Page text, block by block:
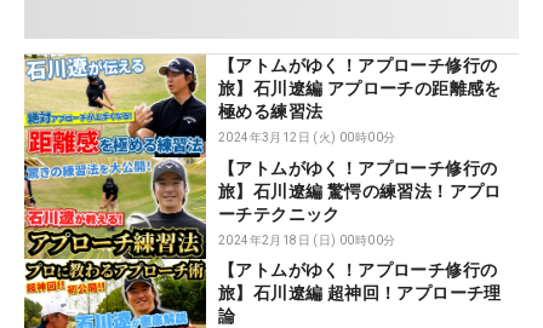
【アトムがゆく！アプローチ修行の
旅】石川遼編 アプローチの距離感を
極める練習法
2024年3月12日 (火) 00時00分
【アトムがゆく！アプローチ修行の
旅】石川遼編 驚愕の練習法！アプロ
ーチテクニック
2024年2月18日 (日) 00時00分
【アトムがゆく！アプローチ修行の
旅】石川遼編 超神回！アプローチ理
論